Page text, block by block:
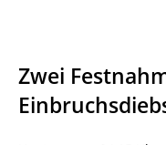
Zwei